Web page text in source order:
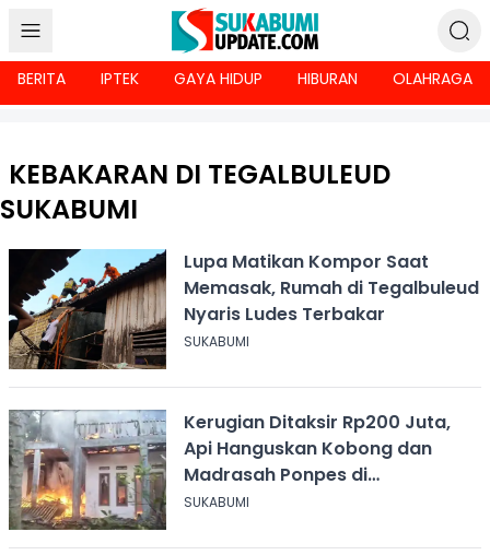
BERITA IPTEK GAYA HIDUP HIBURAN OLAHRAGA
KEBAKARAN DI TEGALBULEUD
SUKABUMI
Lupa Matikan Kompor Saat
Memasak, Rumah di Tegalbuleud
Nyaris Ludes Terbakar
SUKABUMI
Kerugian Ditaksir Rp200 Juta,
Api Hanguskan Kobong dan
Madrasah Ponpes di
Tegalbuleud
SUKABUMI